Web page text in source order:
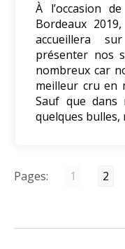
À l’occasion
Bordeaux
accueillera
présenter nos
nombreux car
meilleur cru en
Sauf que dans
quelques bulles,
Pages: 1 2